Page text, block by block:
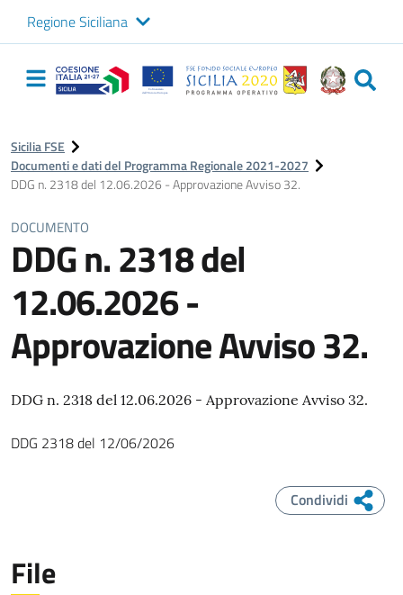
Regione Siciliana
Logo Sicilia FSE
Navigazione
principale
Sicilia FSE
Documenti e dati del Programma Regionale 2021-2027
DDG n. 2318 del 12.06.2026 - Approvazione Avviso 32.
DOCUMENTO
DDG n. 2318 del
12.06.2026 -
Approvazione Avviso 32.
DDG n. 2318 del 12.06.2026 - Approvazione Avviso 32.
DDG 2318del 12/06/2026
Condividi
File